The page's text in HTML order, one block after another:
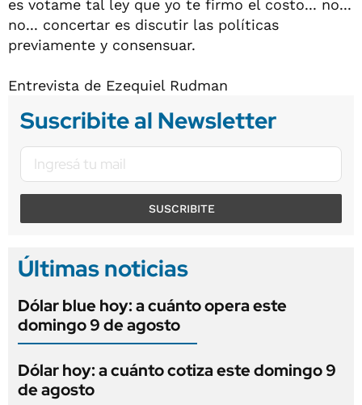
es votame tal ley que yo te firmo el costo... no...
no... concertar es discutir las políticas
previamente y consensuar.
Entrevista de Ezequiel Rudman
Suscribite al Newsletter
SUSCRIBITE
Últimas noticias
Dólar blue hoy: a cuánto opera este
domingo 9 de agosto
Dólar hoy: a cuánto cotiza este domingo 9
de agosto